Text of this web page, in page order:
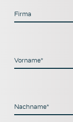
Firma
Vorname*
Nachname*